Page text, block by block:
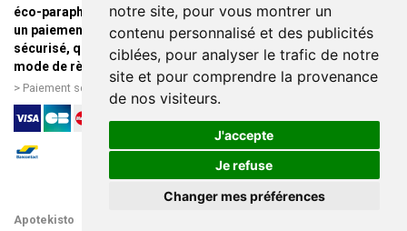
notre site, pour vous montrer un
contenu personnalisé et des publicités
ciblées, pour analyser le trafic de notre
site et pour comprendre la provenance
de nos visiteurs.
J'accepte
Je refuse
Changer mes préférences
éco-parapharmacie.fr offre
un paiement entièrement
sécurisé, quel que soit le
mode de règlement
Paiement sécurisé et simple
Commandez en ligne et
recevez votre commande
rapidement chez vous ou en
point retrait
Livraison chez vous ou en
Apotekisto